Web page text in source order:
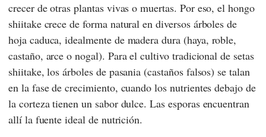
crecer de otras plantas vivas o muertas. Por eso, el hongo
shiitake crece de forma natural en diversos árboles de
hoja caduca, idealmente de madera dura (haya, roble,
castaño, arce o nogal). Para el cultivo tradicional de setas
shiitake, los árboles de pasania (castaños falsos) se talan
en la fase de crecimiento, cuando los nutrientes debajo de
la corteza tienen un sabor dulce. Las esporas encuentran
allí la fuente ideal de nutrición.